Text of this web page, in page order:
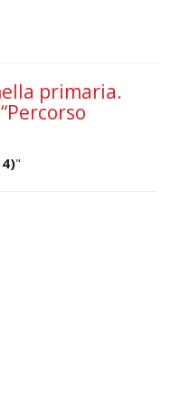
primaria.
"